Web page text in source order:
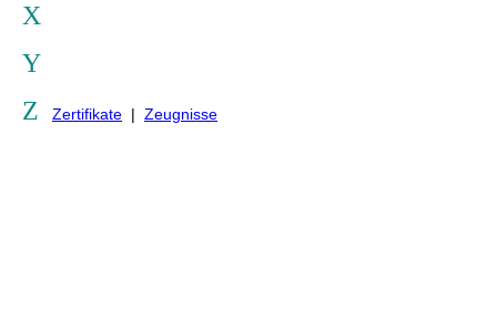
X
Y
Z
Zertifikate | Zeugnisse